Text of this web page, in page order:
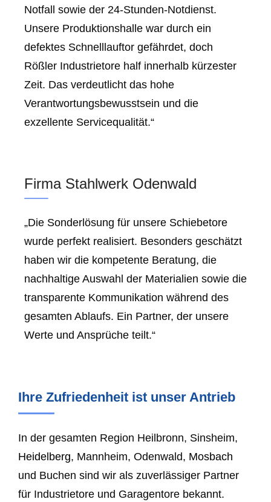
Notfall sowie der 24-Stunden-Notdienst.
Unsere Produktionshalle war durch ein
defektes Schnelllauftor gefährdet, doch
Rößler Industrietore half innerhalb kürzester
Zeit. Das verdeutlicht das hohe
Verantwortungsbewusstsein und die
exzellente Servicequalität.“
Firma Stahlwerk Odenwald
„Die Sonderlösung für unsere Schiebetore
wurde perfekt realisiert. Besonders geschätzt
haben wir die kompetente Beratung, die
nachhaltige Auswahl der Materialien sowie die
transparente Kommunikation während des
gesamten Ablaufs. Ein Partner, der unsere
Werte und Ansprüche teilt.“
Ihre Zufriedenheit ist unser Antrieb
In der gesamten Region Heilbronn, Sinsheim,
Heidelberg, Mannheim, Odenwald, Mosbach
und Buchen sind wir als zuverlässiger Partner
für Industrietore und Garagentore bekannt.